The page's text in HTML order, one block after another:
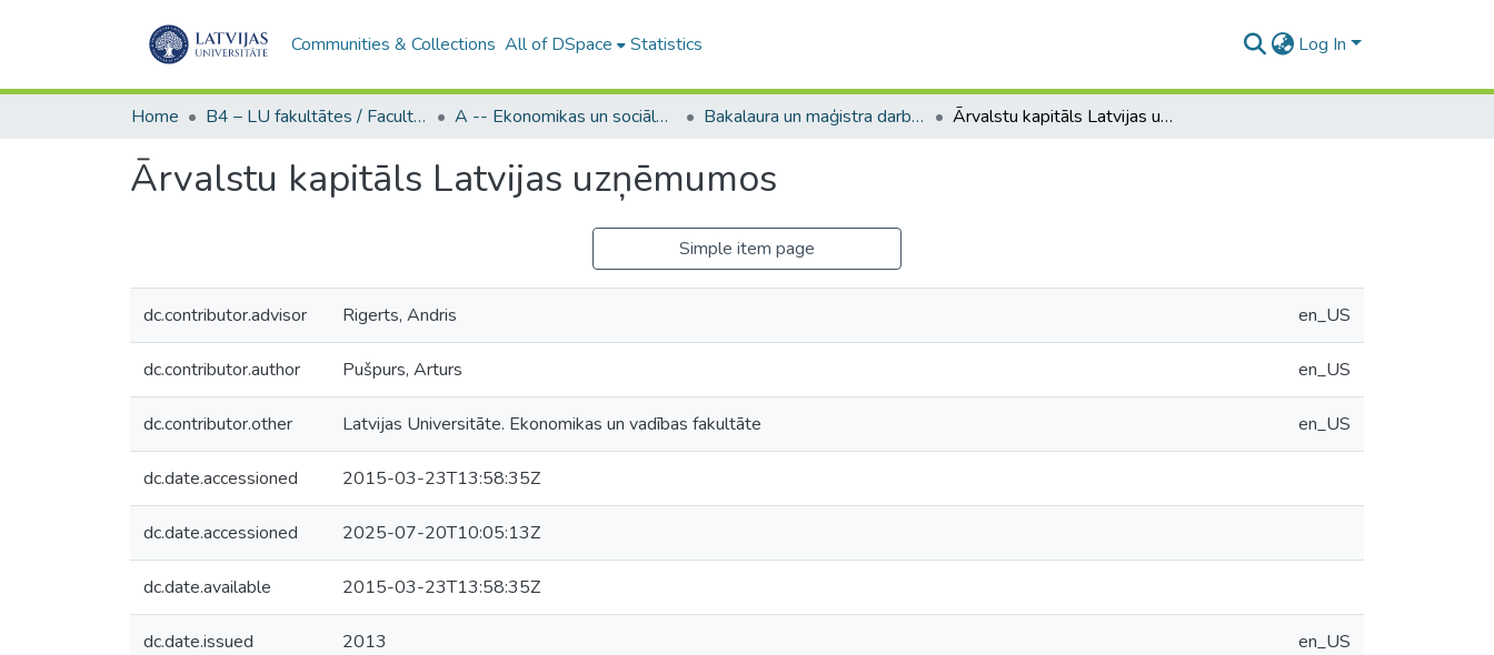
Communities & Collections All of DSpace Statistics Log In
Home B4 – LU fakultātes / Faculties of the UL A -- Ekonomikas un sociālo zinātņu fakultāte / Faculty of Economics and Social Sciences Bakalaura un maģistra darbi (ESZF) / Bachelor's and Master's theses Ārvalstu kapitāls Latvijas uzņēmumos
Ārvalstu kapitāls Latvijas uzņēmumos
Simple item page
dc.contributor.advisor Rigerts, Andris en_US
dc.contributor.author Pušpurs, Arturs en_US
dc.contributor.other Latvijas Universitāte. Ekonomikas un vadības fakultāte en_US
dc.date.accessioned 2015-03-23T13:58:35Z
dc.date.accessioned 2025-07-20T10:05:13Z
dc.date.available 2015-03-23T13:58:35Z
dc.date.issued 2013 en_US